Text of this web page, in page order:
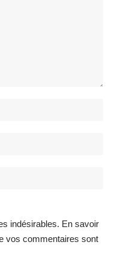
indésirables. En savoir
vos commentaires sont